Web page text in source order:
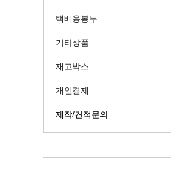
택배용봉투
기타상품
재고박스
개인결제
제작/견적문의